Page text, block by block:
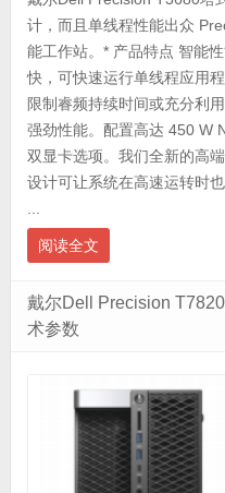
计，而且单线程性能出众
能工作站。* 产品特点 智能
快，可快速运行单线程应用
限制睿频持续时间或充分利
强劲性能。配置高达 450 W
双显卡选项。我们全新的高
设计可让系统在高速运转时
阅读全文
戴尔Dell Precision
术参数